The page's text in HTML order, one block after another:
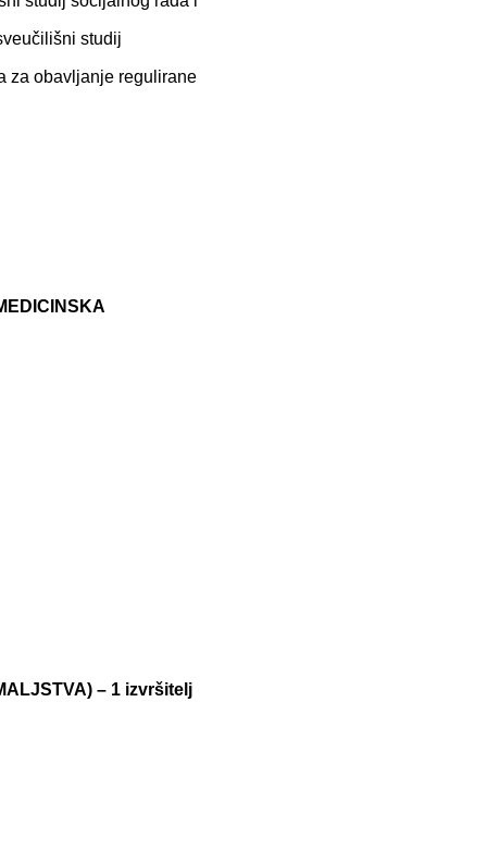
studij
za obavljanje regulirane
– 1 izvršitelj